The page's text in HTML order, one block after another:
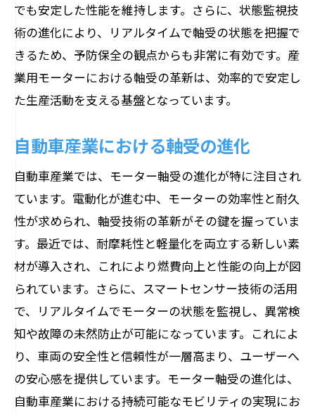
でも安定した性能を維持します。さらに、状態監視技
術の進化により、リアルタイムで軸受の状態を把握で
きるため、予防保全の観点からも非常に有効です。産
業用モーターにおける軸受の革新は、効率的で安定し
た生産活動を支える基盤となっています。
自動車産業における軸受の進化
自動車産業では、モーター軸受の進化が特に注目され
ています。電動化が進む中、モーターの効率性と耐久
性が求められ、軸受技術の革新がその鍵を握っていま
す。最近では、耐摩耗性と軽量化を両立する新しい素
材が導入され、これにより燃費向上と性能の向上が図
られています。さらに、スマートセンサー技術の活用
で、リアルタイムでモーターの状態を監視し、異常検
知や故障の未然防止が可能になっています。これによ
り、車両の安全性と信頼性が一層高まり、ユーザーへ
の安心感を提供しています。モーター軸受の進化は、
自動車産業における持続可能なモビリティの実現にお